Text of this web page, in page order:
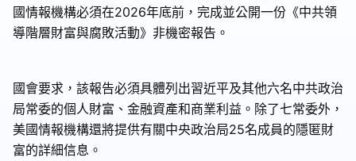
國情報機構必須在2026年底前，完成並公開一份《中共領
導階層財富與腐敗活動》非機密報告。
國會要求，該報告必須具體列出習近平及其他六名中共政治
局常委的個人財富、金融資產和商業利益。除了七常委外，
美國情報機構還將提供有關中央政治局25名成員的隱匿財
富的詳細信息。